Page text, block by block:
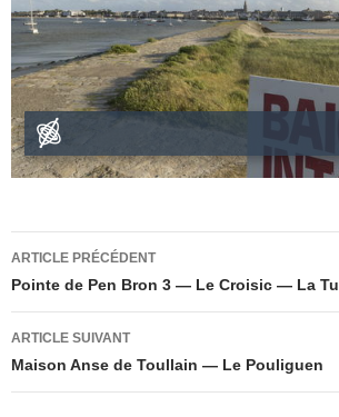
Navigation
des
articles
ARTICLE PRÉCÉDENT
Pointe de Pen Bron 3 — Le Croisic — La
ARTICLE SUIVANT
Maison Anse de Toullain — Le Pouliguen